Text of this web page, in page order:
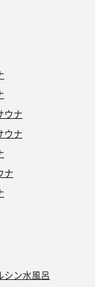
ウナ
ウナ
ナ
シン水風呂